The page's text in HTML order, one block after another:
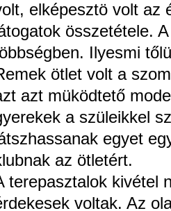
elképesztö volt az
összetétele.
Ilyesmi
ötlet volt a
azt müködtető
a szüleikkel
egyet
az ötletért.
terepasztalok kivétel
voltak. Az